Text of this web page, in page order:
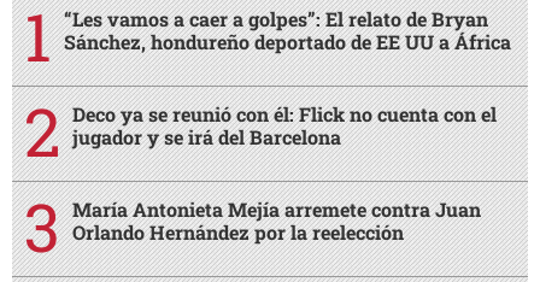
“Les vamos a caer a golpes”: El relato de Bryan
Sánchez, hondureño deportado de EE UU a África
Deco ya se reunió con él: Flick no cuenta con el
jugador y se irá del Barcelona
María Antonieta Mejía arremete contra Juan
Orlando Hernández por la reelección